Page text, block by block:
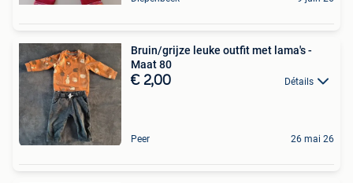
Bruin/grijze leuke outfit met lama's -
Maat 80
€ 2,00 Détails
Peer 26 mai 26